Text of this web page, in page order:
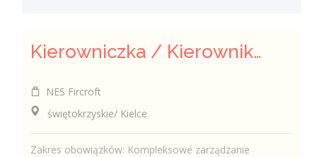
Kierowniczka / Kierownik projektu – Elektroenergetyka
NES Fircroft
świętokrzyskie/ Kielce
Zakres obowiązków: Kompleksowe zarządzanie